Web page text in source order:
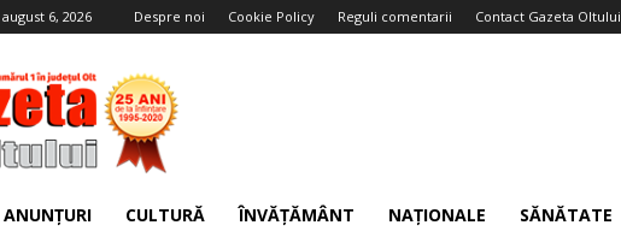
6, 2026 Despre noi Cookie Policy Reguli comentarii Contact Gazeta Oltului
Gazeta
Oltului
ANUNȚURI CULTURĂ ÎNVĂȚĂMÂNT NAȚIONALE SĂNĂTATE